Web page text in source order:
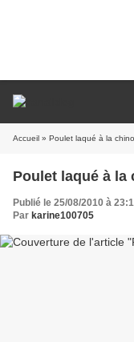
Accueil » Poulet laqué à la
Poulet laqué à la
Publié le 25/08/2010 à
Par karine100705